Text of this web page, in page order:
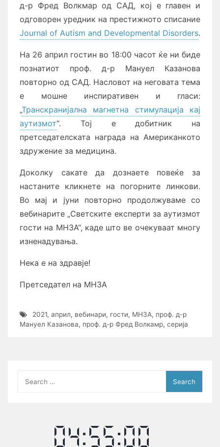
д-р Фред Волкмар од САД, кој е главен и
одговорен уредник на престижното списание
Journal of Autism and Developmental Disorders.
На 26 април гостин во 18:00 часот ќе ни биде
познатиот проф. д-р Мануел Казанова
повторно од САД. Насловот на неговата тема
е мошне инспиративен и гласи:
„Транскранијална магнетна стимулација кај
аутизмот“. Тој е добитник на
претседателската награда на Американкото
здружение за медицина.
Доколку сакате да дознаете повеќе за
настаните кликнете на погорните линкови.
Во мај и јуни повторно продолжуваме со
вебинарите „Светските експерти за аутизмот
гости на МНЗА“, каде што ве очекуваат многу
изненадувања.
Нека е на здравје!
Претседател на МНЗА
2021, април, вебинари, гости, МНЗА, проф. д-р
Мануел Казанова, проф. д-р Фред Волкамр, серија
for: